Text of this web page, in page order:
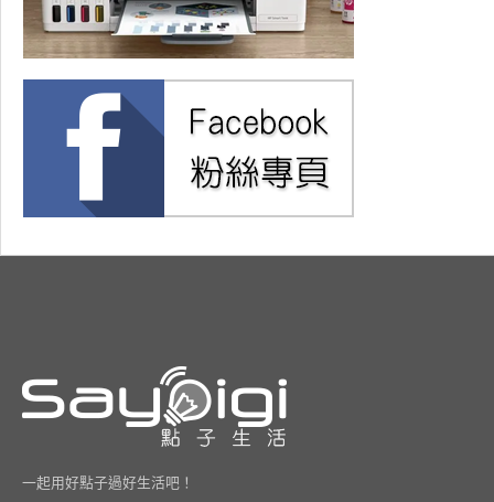
一起用好點子過好生活吧！